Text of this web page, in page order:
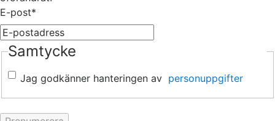
E-post*
Samtycke
Jag godkänner hanteringen av personuppgifter